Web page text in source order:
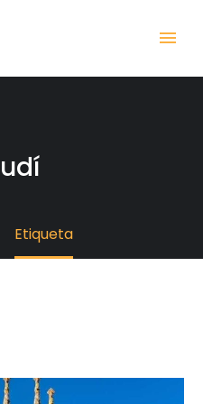
Etiqueta